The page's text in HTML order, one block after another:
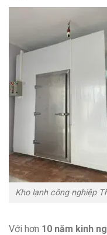
Kho lạnh công nghiệp
Với hơn 10 năm kinh